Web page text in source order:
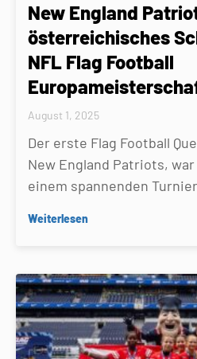
New England
österreichisches
NFL Flag Football
August 1, 2025
Der erste Flag Football
New England Patriots,
einem spannenden
Weiterlesen